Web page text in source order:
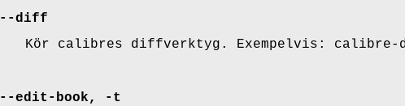
--diff
Kör calibres diffverktyg. Exempelvis: calibre-
--edit-book, -t